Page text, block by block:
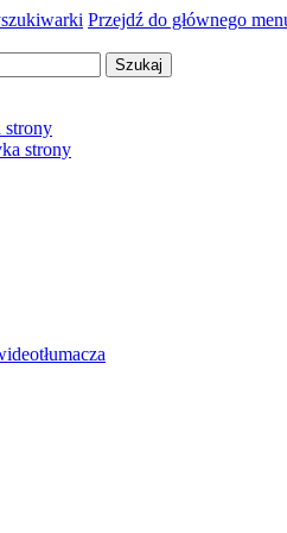
Przejdź do głównego